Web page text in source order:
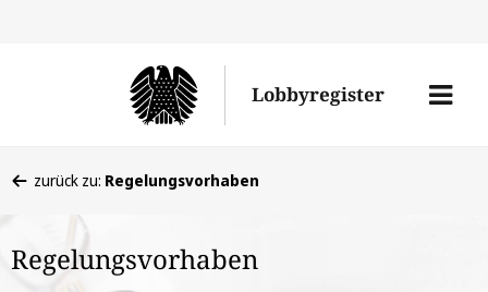
Lobbyregister
Menü
befinden
hier:
zurück zu: Regelungsvorhaben
Regelungsvorhaben